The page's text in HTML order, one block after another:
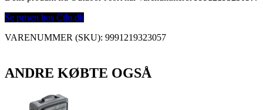
Se prisen hos Cilo.dk
VARENUMMER (SKU): 9991219323057
ANDRE KØBTE OGSÅ